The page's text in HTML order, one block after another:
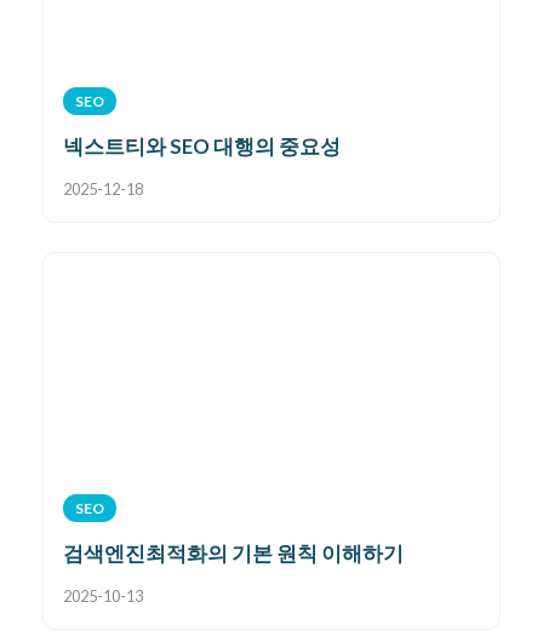
SEO
넥스트티와 SEO 대행의 중요성
2025-12-18
SEO
검색엔진최적화의 기본 원칙 이해하기
2025-10-13